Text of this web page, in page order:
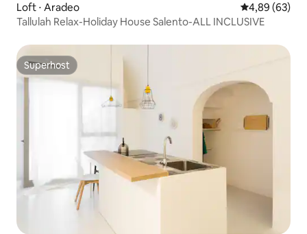
Loft ⋅ Aradeo 4,89 de uma
4,89 (63)
Tallulah Relax-Holiday House Salento-ALL INCLUSIVE
Superhost
Superhost